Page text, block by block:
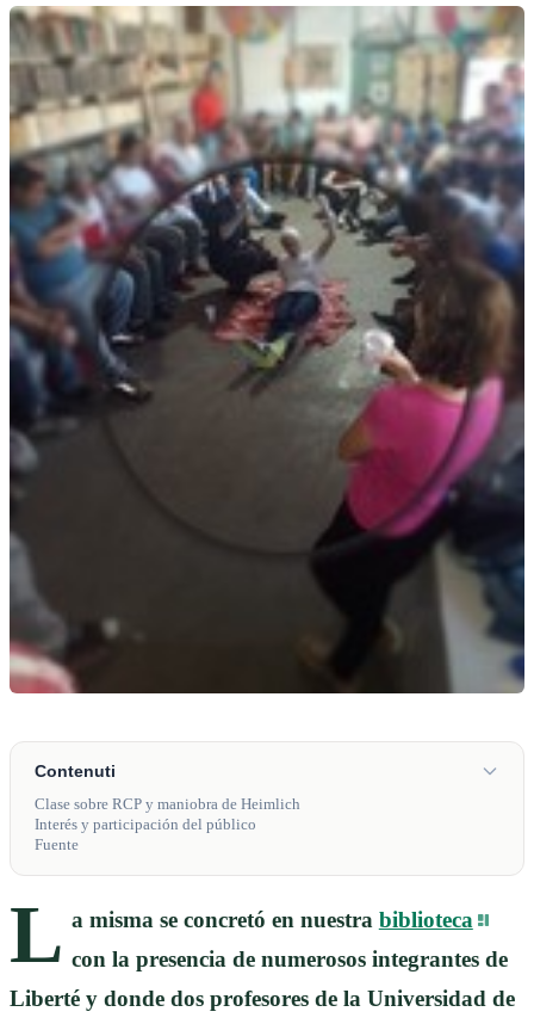
Contenuti
Clase sobre RCP y maniobra de Heimlich
Interés y participación del público
Fuente
L a misma se concretó en nuestra biblioteca
con la presencia de numerosos integrantes de
Liberté y donde dos profesores de la Universidad de